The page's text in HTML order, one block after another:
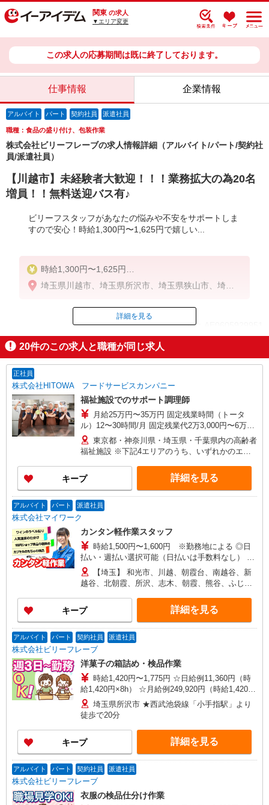
関東 の求人
▼エリア変更
この求人の応募期間は既に終了しております。
仕事情報 企業情報
アルバイト パート 契約社員 派遣社員
職種：食品の盛り付け、包装作業
株式会社ビリーフレーブの求人情報詳細（アルバイト/パート/契約社
員/派遣社員）
【川越市】未経験者大歓迎！！！業務拡大の為20名
増員！！無料送迎バス有♪
ビリーフスタッフがあなたの悩みや不安をサポートしま
すので安心！時給1,300円〜1,625円で嬉しい...
時給1,300円〜1,625円
※経験・能力による
埼玉県川越市、埼玉県所沢市、埼玉県狭山市、埼玉
ID：AE0605929951
掲載期間終了
詳細を見る
20件のこの求人と職種が同じ求人
正社員
株式会社HITOWA フードサービスカンパニー
福祉施設でのサポート調理師
月給25万円〜35万円 固定残業時間（トータ
ル）12〜30時間/月 固定残業代2万3,000円〜6万
3,000円 超過分別途支給 ※給与は経験や前職給与
に応じて決定します。 賞与年2回
東京都・神奈川県・埼玉県・千葉県内の高齢者
福祉施設 ※下記4エリアのうち、いずれかのエリ
範囲は、お住まいやご希望を考慮して決定いたし
ますのでご相談ください。 ［1］東京エリア
… 八王子市、立川市、府中市、調布市、狛江市
［2］神奈川エリア …川崎市、横浜市青葉区
［3］千葉エリア … 千葉市緑区、船橋市、市原
市、木更津市、松戸市、柏市、流山市 ［4］埼玉
エリア … さいたま市大宮区、所沢市、入間
市、狭山市、和光市、朝霞市
キープ 詳細を見る
アルバイト パート 派遣社員
株式会社マイワーク
カンタン軽作業スタッフ
時給1,500円〜1,600円 ※勤務地による ◎日
払い・週払い選択可能（日払いは手数料なし） ◎
残業手当、リーダー手当、深夜手当あり！
【埼玉】 和光市、川越、朝霞台、南越谷、新
越谷、北朝霞、所沢、志木、朝霞、熊谷、ふじみ
所沢、越谷、獨協大学前、本川越、他 他にも一都
三県各地にあり。ご希望をお聞かせください。 ☆
送迎バス有／バイク・自転車通勤OKなどの勤務地
もアリ
キープ 詳細を見る
アルバイト パート 契約社員 派遣社員
株式会社ビリーフレーブ
洋菓子の箱詰め・検品作業
時給1,420円〜1,775円 ☆日給例11,360円（時
給1,420円×8h） ☆月給例249,920円（時給1,420円
×8h×22日） ※経験・能力等による
埼玉県所沢市 ★西武池袋線「小手指駅」より
徒歩で20分
キープ 詳細を見る
アルバイト パート 契約社員 派遣社員
株式会社ビリーフレーブ
衣服の検品仕分け作業